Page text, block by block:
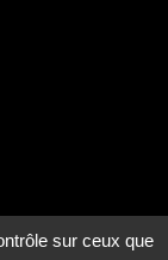
sur ceux que